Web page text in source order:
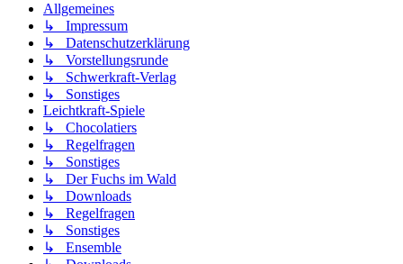
Allgemeines
↳ Impressum
↳ Datenschutzerklärung
↳ Vorstellungsrunde
↳ Schwerkraft-Verlag
↳ Sonstiges
Leichtkraft-Spiele
↳ Chocolatiers
↳ Regelfragen
↳ Sonstiges
↳ Der Fuchs im Wald
↳ Downloads
↳ Regelfragen
↳ Sonstiges
↳ Ensemble